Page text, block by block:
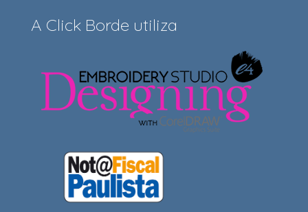
A Click Borde utiliza